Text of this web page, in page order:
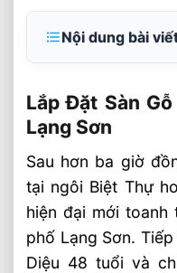
Nội dung bài
Sơn
Thăm quan
tự nhiên SHT
Dây chuyền
Ký hợp đồng
Khảo sát
Lắp Đặt Sàn
Lạng Sơn
Sau hơn ba giờ
tại ngôi Biệt Thự
hiện đại mới toanh
phố Lạng Sơn.
Diệu 48 tuổi và